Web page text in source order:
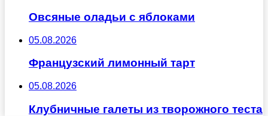
Овсяные оладьи с яблоками
05.08.2026
Французский лимонный тарт
05.08.2026
Клубничные галеты из творожного теста